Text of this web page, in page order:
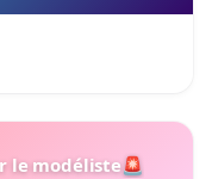
le modéliste🚨